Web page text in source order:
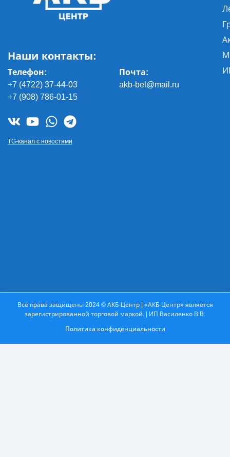
Наши контакты:
Телефон:
+7 (4722) 37-44-03
+7 (908) 786-01-15
Почта:
akb-bel@mail.ru
TG-канал с новостями
Все права защищены 2024 © АКБ-Центр | «АКБ-Центр» является
зарегистрированной торговой маркой. | ИП Василенко В.В.
Политика конфиденциальности